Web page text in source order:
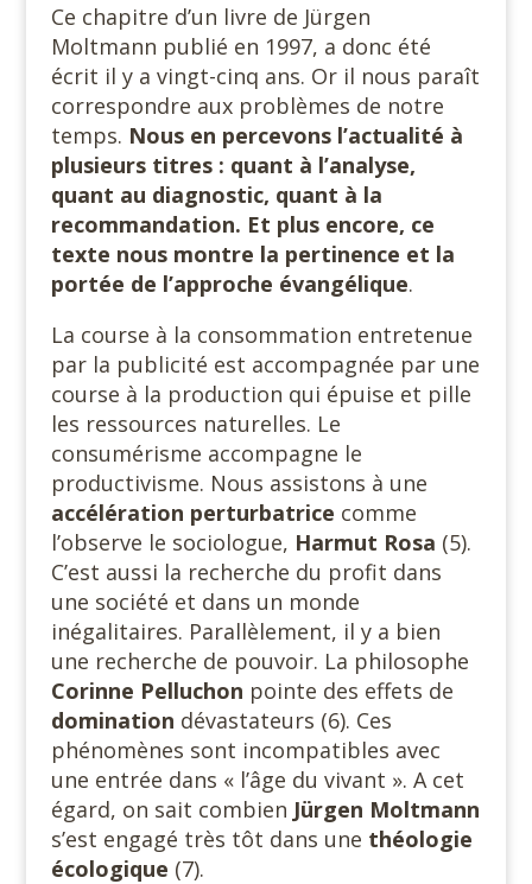
Ce chapitre d’un livre de Jürgen
Moltmann publié en 1997, a donc été
écrit il y a vingt-cinq ans. Or il nous paraît
correspondre aux problèmes de notre
temps. Nous en percevons l’actualité à
plusieurs titres : quant à l’analyse,
quant au diagnostic, quant à la
recommandation. Et plus encore, ce
texte nous montre la pertinence et la
portée de l’approche évangélique.
La course à la consommation entretenue
par la publicité est accompagnée par une
course à la production qui épuise et pille
les ressources naturelles. Le
consumérisme accompagne le
productivisme. Nous assistons à une
accélération perturbatrice comme
l’observe le sociologue, Harmut Rosa (5).
C’est aussi la recherche du profit dans
une société et dans un monde
inégalitaires. Parallèlement, il y a bien
une recherche de pouvoir. La philosophe
Corinne Pelluchon pointe des effets de
domination dévastateurs (6). Ces
phénomènes sont incompatibles avec
une entrée dans « l’âge du vivant ». A cet
égard, on sait combien Jürgen Moltmann
s’est engagé très tôt dans une théologie
écologique (7).